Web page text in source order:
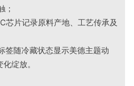
；
芯片记录原料产地、工艺传承及
签随冷藏状态显示美德主题动
化绽放。